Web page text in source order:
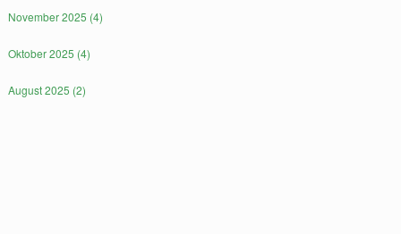
November 2025 (4)
Oktober 2025 (4)
August 2025 (2)